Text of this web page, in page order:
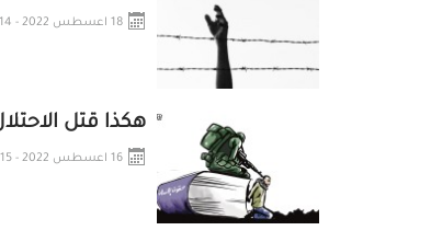
18 اعسطس 2022 - 08:14
هكذا قتل
16 اعسطس 2022 - 08:15